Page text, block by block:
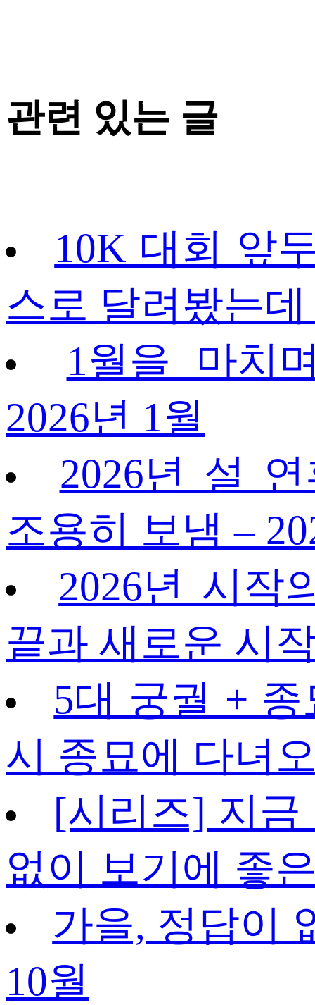
관련 있는 글
10K 대회 앞
스로 달려봤는
1월을 마치
2026년 1월
2026년 설
조용히 보냄 –
2026년 시작
끝과 새로운 시
5대 궁궐 +
시 종묘에 다녀
[시리즈] 지금
없이 보기에 좋
가을, 정답이
10월